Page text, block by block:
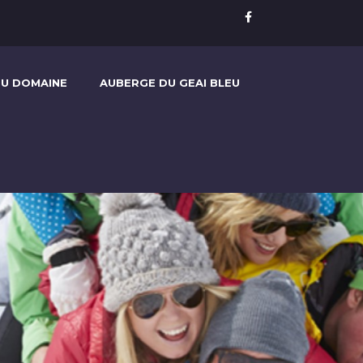
DOMAINE AUBERGE DU GEAI BLEU